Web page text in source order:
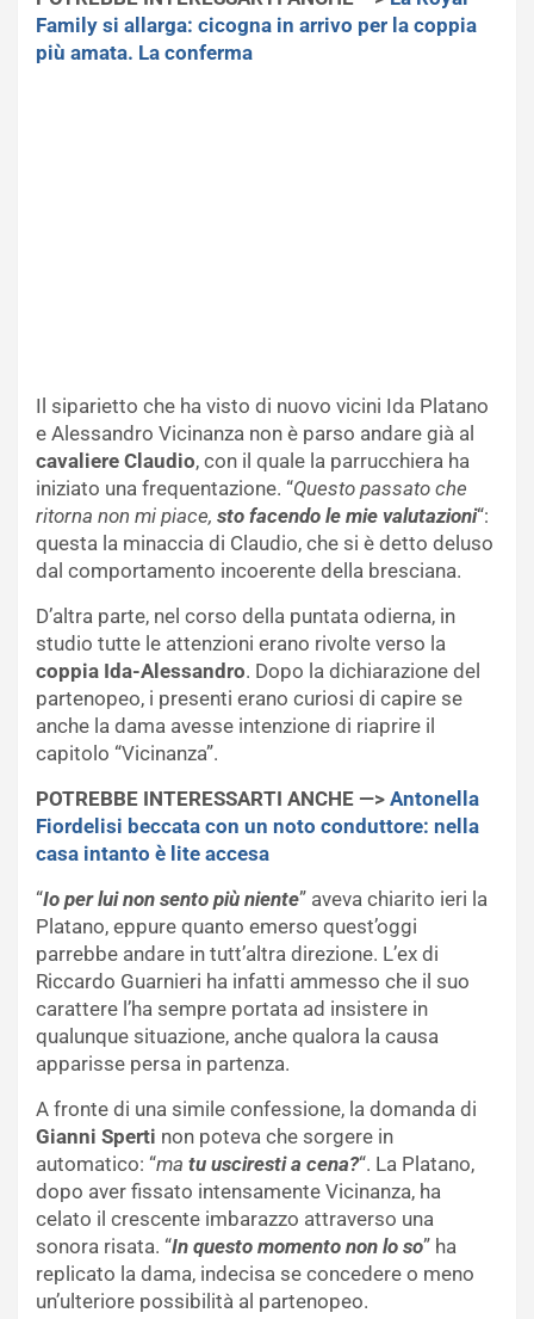
Family si allarga: cicogna in arrivo per la coppia
più amata. La conferma
Il siparietto che ha visto di nuovo vicini Ida Platano
e Alessandro Vicinanza non è parso andare già al
cavaliere Claudio, con il quale la parrucchiera ha
iniziato una frequentazione. “Questo passato che
ritorna non mi piace, sto facendo le mie valutazioni“:
questa la minaccia di Claudio, che si è detto deluso
dal comportamento incoerente della bresciana.
D’altra parte, nel corso della puntata odierna, in
studio tutte le attenzioni erano rivolte verso la
coppia Ida-Alessandro. Dopo la dichiarazione del
partenopeo, i presenti erano curiosi di capire se
anche la dama avesse intenzione di riaprire il
capitolo “Vicinanza”.
POTREBBE INTERESSARTI ANCHE —> Antonella
Fiordelisi beccata con un noto conduttore: nella
casa intanto è lite accesa
“Io per lui non sento più niente” aveva chiarito ieri la
Platano, eppure quanto emerso quest’oggi
parrebbe andare in tutt’altra direzione. L’ex di
Riccardo Guarnieri ha infatti ammesso che il suo
carattere l’ha sempre portata ad insistere in
qualunque situazione, anche qualora la causa
apparisse persa in partenza.
A fronte di una simile confessione, la domanda di
Gianni Sperti non poteva che sorgere in
automatico: “ma tu usciresti a cena?“. La Platano,
dopo aver fissato intensamente Vicinanza, ha
celato il crescente imbarazzo attraverso una
sonora risata. “In questo momento non lo so” ha
replicato la dama, indecisa se concedere o meno
un’ulteriore possibilità al partenopeo.